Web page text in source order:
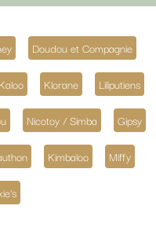
Doudou et Compagnie
Kaloo Klorane Liliputiens
Nicotoy / Simba Gipsy
Kimbaloo Miffy